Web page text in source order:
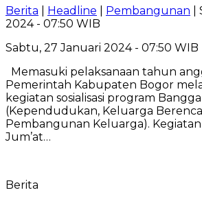
Berita Headline Pembangunan |
2024 - 07:50 WIB
Sabtu, 27 Januari 2024 - 07:50 WIB
Memasuki pelaksanaan tahun
Pemerintah Kabupaten Bogor
kegiatan sosialisasi program
(Kependudukan, Keluarga
Pembangunan Keluarga).
Jum’at…
Berita